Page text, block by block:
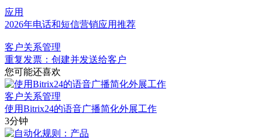
应用
2026年电话和短信营销应用推荐
客户关系管理
重复发票：创建并发送给客户
您可能还喜欢
客户关系管理
使用Bitrix24的语音广播简化外展工作
3分钟